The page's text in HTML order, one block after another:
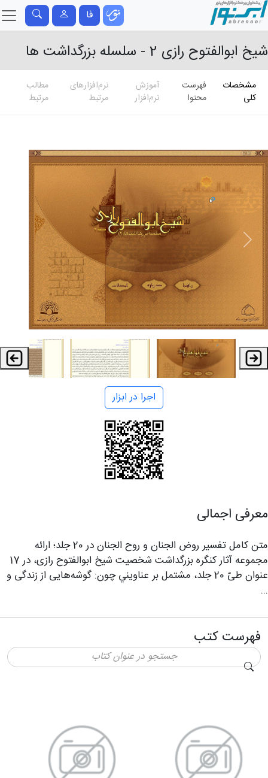
فا
شیخ ابوالفتوح رازی 2 - سلسله بزرگداشت ها
مشخصات
کلی
فهرست
محتوا
آموزش
نرم‌افزار
نرم‌افزارهای
مرتبط
مطالب
مرتبط
اجرا در ابزار
معرفی اجمالی
متن كامل تفسير روض الجنان و روح الجنان در 20 جلد؛ ارائه
مجموعه آثار كنگره بزرگداشت شخصيت شيخ ابوالفتوح رازی، در 17
عنوان طىّ 20 جلد، مشتمل بر عناويني چون: گوشه‌‌هايى از زندگى و
...
فهرست کتب